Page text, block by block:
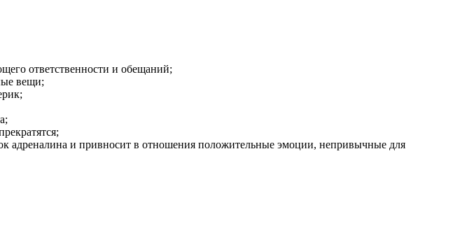
ответственности и обещаний;
вещи;
адреналина и привносит в отношения положительные эмоции, непривычные для